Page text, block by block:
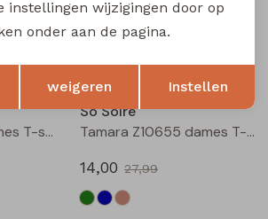
15,00 29,99
Becca Z10652 dames T-shirt km Army
So Soire
Tamara Z10655 dames T-shirt km Army
14,00 27,99
Opslaan
instellingen wijzigingen door op
onder aan de pagina.
weigeren Instellen